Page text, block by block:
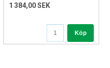
1 384,00 SEK
Köp